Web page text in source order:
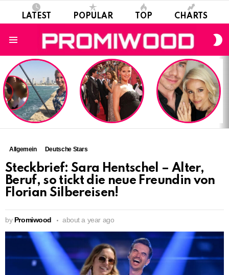
LATEST POPULAR TOP CHARTS
LATEST
STORIES
Allgemein Deutsche Stars
Steckbrief: Sara Hentschel – Alter,
Beruf, so tickt die neue Freundin von
Florian Silbereisen!
by Promiwood about a year ago